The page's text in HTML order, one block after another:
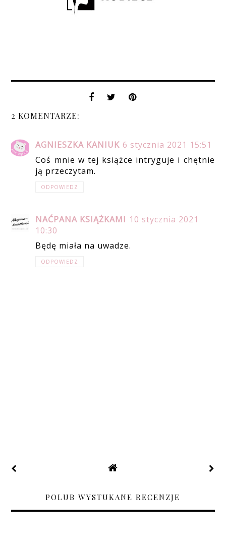
2 KOMENTARZE:
AGNIESZKA KANIUK 6 stycznia 2021 15:51
Coś mnie w tej książce intryguje i chętnie
ją przeczytam.
ODPOWIEDZ
NAĆPANA KSIĄŻKAMI 10 stycznia 2021
10:30
Będę miała na uwadze.
ODPOWIEDZ
POLUB WYSTUKANE RECENZJE